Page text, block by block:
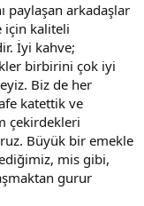
paylaşan arkadaşlar
için kaliteli
İyi kahve;
birbirini çok iyi
Biz de her
katettik ve
çekirdekleri
Büyük bir emekle
mis gibi,
gurur